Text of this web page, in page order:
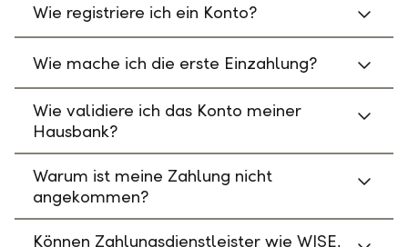
Wie registriere ich ein Konto?
Wie mache ich die erste Einzahlung?
Wie validiere ich das Konto meiner
Hausbank?
Warum ist meine Zahlung nicht
angekommen?
Können Zahlungsdienstleister wie WISE,